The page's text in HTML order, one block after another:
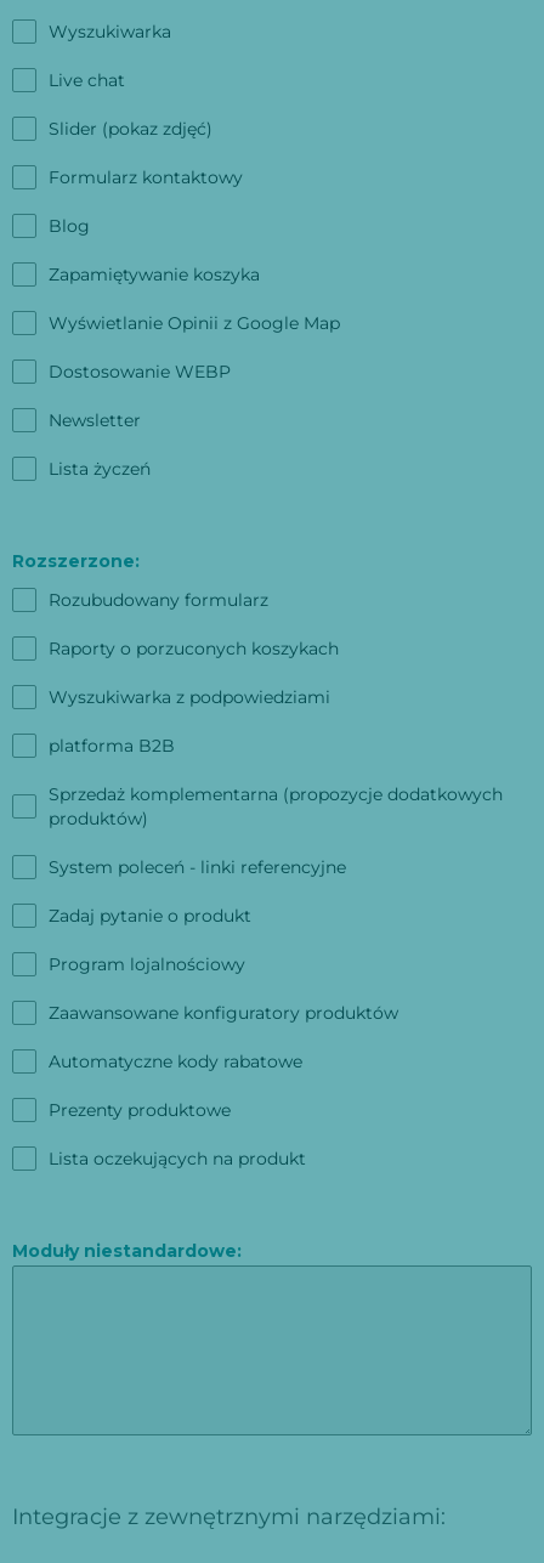
Wyszukiwarka
Live chat
Slider (pokaz zdjęć)
Formularz kontaktowy
Blog
Zapamiętywanie koszyka
Wyświetlanie Opinii z Google Map
Dostosowanie WEBP
Newsletter
Lista życzeń
Rozszerzone:
Rozubudowany formularz
Raporty o porzuconych koszykach
Wyszukiwarka z podpowiedziami
platforma B2B
Sprzedaż komplementarna (propozycje dodatkowych
produktów)
System poleceń - linki referencyjne
Zadaj pytanie o produkt
Program lojalnościowy
Zaawansowane konfiguratory produktów
Automatyczne kody rabatowe
Prezenty produktowe
Lista oczekujących na produkt
Moduły niestandardowe:
Integracje z zewnętrznymi narzędziami: